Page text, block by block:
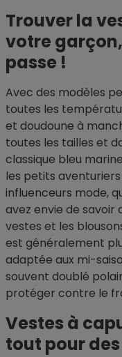
Trouver la
votre
passe !
Avec des modèles
toutes les
et doudoune à
toutes les tailles et
classique bleu
les petits
influenceurs mode,
avez envie de
vestes et les
est généralement
adaptée aux mi-
souvent doublé
protéger contre le
Vestes à
tout pour